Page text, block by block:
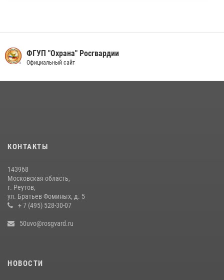
13 июля 2026, 14:14 1
Росгвардейцы задержали рецидивиста, подозреваемого в краже на
крупную сумму в Подмосковье
14 июля 2026, 14:41
ФГУП "Охрана" Росгвардии
Официальный сайт
КОНТАКТЫ
143968
Московская область,
г. Реутов,
ул. Братьев Фоминых, д. 5
+ 7 (495) 528-30-07
50uvo@rosgvard.ru
НОВОСТИ